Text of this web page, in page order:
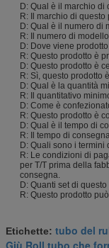
D: Qual è il marchio di
R: Il marchio di questo
D: Qual è il numero di
R: Il numero di
D: Dove viene
R: Questo prodotto è
D: Questo prodotto è
R: Sì, questo prodotto
D: Qual è la quantità
R: Il quantitativo
D: Come è
R: Questo prodotto è
D: Qual è il tempo di
R: Il tempo di
D: Quali sono i termini
R: Le condizioni di
per T/T prima della
consegna.
D: Quanti set di
R: Questo prodotto
Etichette: tubo del
Giù Roll tubo che